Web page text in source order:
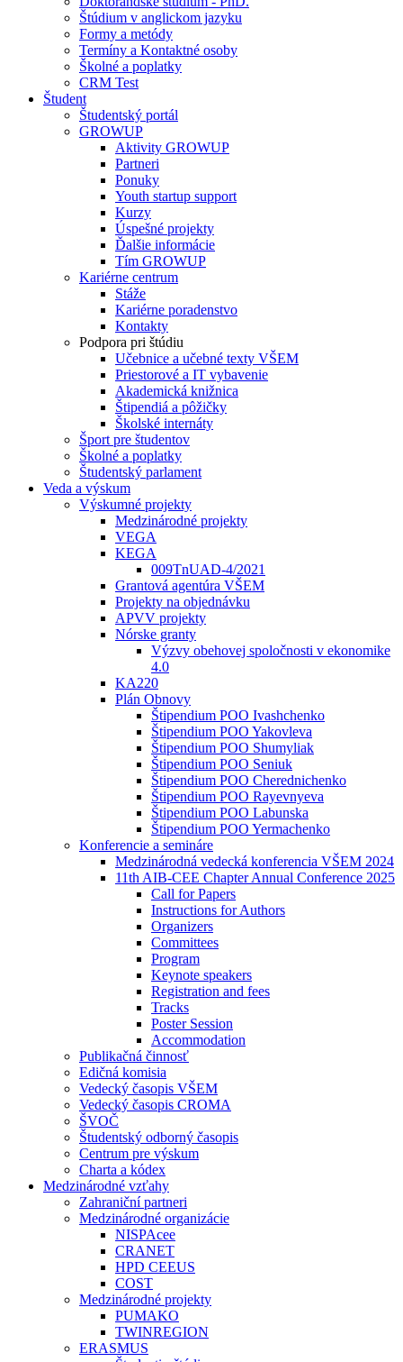
Štúdium v anglickom jazyku
Formy a metódy
Termíny a Kontaktné osoby
Školné a poplatky
CRM Test
Študent
Študentský portál
GROWUP
Aktivity GROWUP
Partneri
Ponuky
Youth startup support
Kurzy
Úspešné projekty
Ďalšie informácie
Tím GROWUP
Kariérne centrum
Stáže
Kariérne poradenstvo
Kontakty
Podpora pri štúdiu
Učebnice a učebné texty VŠEM
Priestorové a IT vybavenie
Akademická knižnica
Štipendiá a pôžičky
Školské internáty
Šport pre študentov
Školné a poplatky
Študentský parlament
Veda a výskum
Výskumné projekty
Medzinárodné projekty
VEGA
KEGA
009TnUAD-4/2021
Grantová agentúra VŠEM
Projekty na objednávku
APVV projekty
Nórske granty
Výzvy obehovej spoločnosti v ekonomike
4.0
KA220
Plán Obnovy
Štipendium POO Ivashchenko
Štipendium POO Yakovleva
Štipendium POO Shumyliak
Štipendium POO Seniuk
Štipendium POO Cherednichenko
Štipendium POO Rayevnyeva
Štipendium POO Labunska
Štipendium POO Yermachenko
Konferencie a semináre
Medzinárodná vedecká konferencia VŠEM 2024
11th AIB-CEE Chapter Annual Conference 2025
Call for Papers
Instructions for Authors
Organizers
Committees
Program
Keynote speakers
Registration and fees
Tracks
Poster Session
Accommodation
Publikačná činnosť
Edičná komisia
Vedecký časopis VŠEM
Vedecký časopis CROMA
ŠVOČ
Študentský odborný časopis
Centrum pre výskum
Charta a kódex
Medzinárodné vzťahy
Zahraniční partneri
Medzinárodné organizácie
NISPAcee
CRANET
HPD CEEUS
COST
Medzinárodné projekty
PUMAKO
TWINREGION
ERASMUS